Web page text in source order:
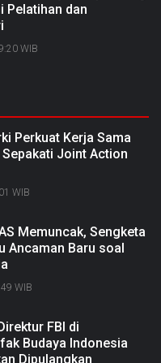
Pelatihan dan
WIB
Perkuat Kerja Sama
Joint Action
WIB
Memuncak, Sengketa
Ancaman Baru soal
WIB
FBI di
Budaya Indonesia
Dipulangkan